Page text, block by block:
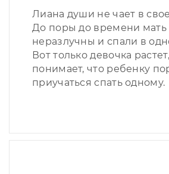
Лиана души не чает в
До поры до времени мать
неразлучны и спали в
Вот только девочка
понимает, что ребенку
приучаться спать одному.